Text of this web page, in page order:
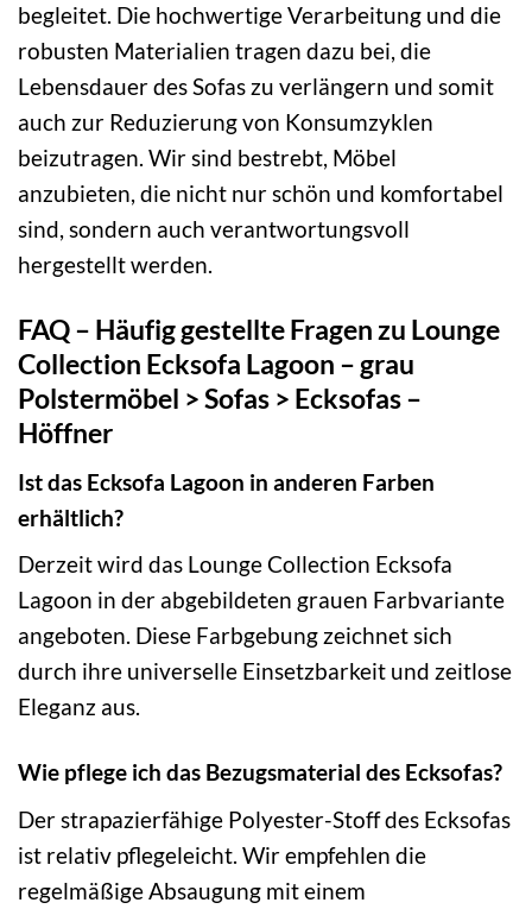
begleitet. Die hochwertige Verarbeitung und die
robusten Materialien tragen dazu bei, die
Lebensdauer des Sofas zu verlängern und somit
auch zur Reduzierung von Konsumzyklen
beizutragen. Wir sind bestrebt, Möbel
anzubieten, die nicht nur schön und komfortabel
sind, sondern auch verantwortungsvoll
hergestellt werden.
FAQ – Häufig gestellte Fragen zu Lounge
Collection Ecksofa Lagoon – grau
Polstermöbel > Sofas > Ecksofas –
Höffner
Ist das Ecksofa Lagoon in anderen Farben
erhältlich?
Derzeit wird das Lounge Collection Ecksofa
Lagoon in der abgebildeten grauen Farbvariante
angeboten. Diese Farbgebung zeichnet sich
durch ihre universelle Einsetzbarkeit und zeitlose
Eleganz aus.
Wie pflege ich das Bezugsmaterial des Ecksofas?
Der strapazierfähige Polyester-Stoff des Ecksofas
ist relativ pflegeleicht. Wir empfehlen die
regelmäßige Absaugung mit einem